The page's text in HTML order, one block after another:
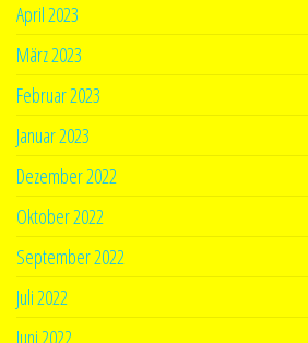
April 2023
März 2023
Februar 2023
Januar 2023
Dezember 2022
Oktober 2022
September 2022
Juli 2022
Juni 2022